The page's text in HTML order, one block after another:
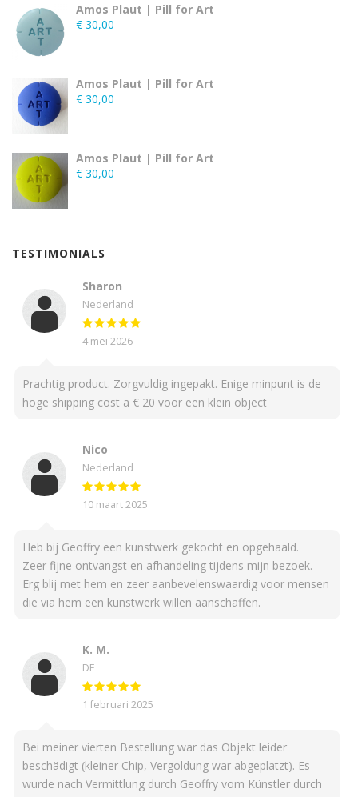
Amos Plaut | Pill for Art
€ 30,00
Amos Plaut | Pill for Art
€ 30,00
Amos Plaut | Pill for Art
€ 30,00
TESTIMONIALS
Sharon
Nederland
4 mei 2026
Prachtig product. Zorgvuldig ingepakt. Enige minpunt is de
hoge shipping cost a € 20 voor een klein object
Nico
Nederland
10 maart 2025
Heb bij Geoffry een kunstwerk gekocht en opgehaald.
Zeer fijne ontvangst en afhandeling tijdens mijn bezoek.
Erg blij met hem en zeer aanbevelenswaardig voor mensen
die via hem een kunstwerk willen aanschaffen.
K. M.
DE
1 februari 2025
Bei meiner vierten Bestellung war das Objekt leider
beschädigt (kleiner Chip, Vergoldung war abgeplatzt). Es
wurde nach Vermittlung durch Geoffry vom Künstler durch